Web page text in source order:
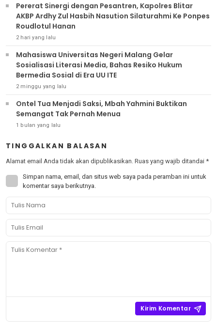
Pererat Sinergi dengan Pesantren, Kapolres Blitar
AKBP Ardhy Zul Hasbih Nasution Silaturahmi Ke Ponpes
Roudlotul Hanan
2 hari yang lalu
Mahasiswa Universitas Negeri Malang Gelar
Sosialisasi Literasi Media, Bahas Resiko Hukum
Bermedia Sosial di Era UU ITE
2 minggu yang lalu
Ontel Tua Menjadi Saksi, Mbah Yahmini Buktikan
Semangat Tak Pernah Menua
1 bulan yang lalu
TINGGALKAN BALASAN
Alamat email Anda tidak akan dipublikasikan. Ruas yang wajib ditandai *
Simpan nama, email, dan situs web saya pada peramban ini untuk
komentar saya berikutnya.